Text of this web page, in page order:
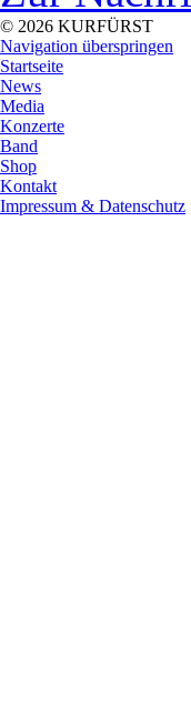
© 2026 KURFÜRST
Navigation überspringen
Startseite
News
Media
Konzerte
Band
Shop
Kontakt
Impressum & Datenschutz